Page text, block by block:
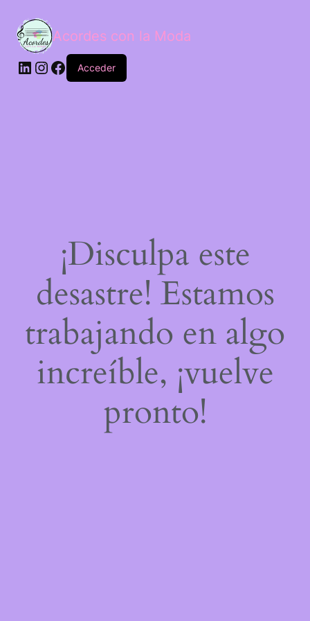
Acordes con la Moda
Acceder
¡Disculpa este
desastre! Estamos
trabajando en algo
increíble, ¡vuelve
pronto!